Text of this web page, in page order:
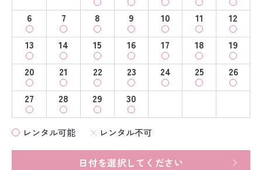
6
7 8 9 10 11
12
13
14 15 16 17 18
19
20
21 22 23 24 25
26
27
28 29 30
レンタル可能 レンタル不可
日付を選択してください